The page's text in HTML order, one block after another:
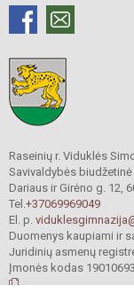
Raseinių r. Viduklės
Savivaldybės
Dariaus ir Girėno g. 12,
Tel.+37069969049
El. p.
Duomenys kaupiami ir
Juridinių asmenų
Įmonės kodas